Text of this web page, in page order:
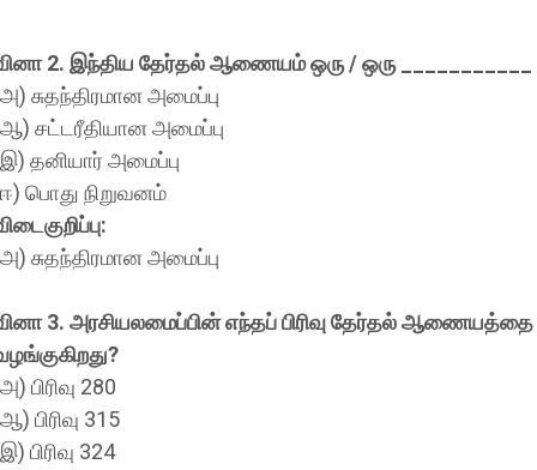
2. இந்திய தேர்தல் ஆணையம் ஒரு / ஒரு ___________
சுதந்திரமான அமைப்பு
சட்டரீதியான அமைப்பு
தனியார் அமைப்பு
பொது நிறுவனம்
சுதந்திரமான அமைப்பு
3. அரசியலமைப்பின் எந்தப் பிரிவு தேர்தல் ஆணையத்தை
பிரிவு 280
பிரிவு 315
பிரிவு 324